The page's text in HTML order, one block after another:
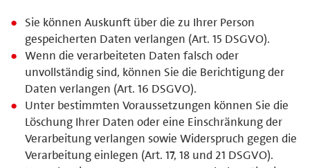
Sie können Auskunft über die zu Ihrer Person
gespeicherten Daten verlangen (Art. 15 DSGVO).
Wenn die verarbeiteten Daten falsch oder
unvollständig sind, können Sie die Berichtigung der
Daten verlangen (Art. 16 DSGVO).
Unter bestimmten Voraussetzungen können Sie die
Löschung Ihrer Daten oder eine Einschränkung der
Verarbeitung verlangen sowie Widerspruch gegen die
Verarbeitung einlegen (Art. 17, 18 und 21 DSGVO).